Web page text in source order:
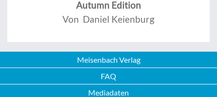
Autumn Edition
Von Daniel Keienburg
Meisenbach Verlag
FAQ
Mediadaten